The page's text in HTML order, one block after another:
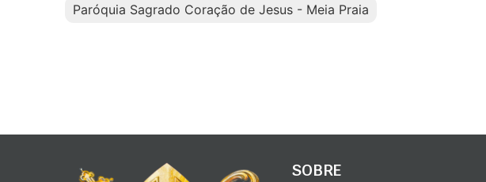
Paróquia Sagrado Coração de Jesus - Meia Praia
SOBRE